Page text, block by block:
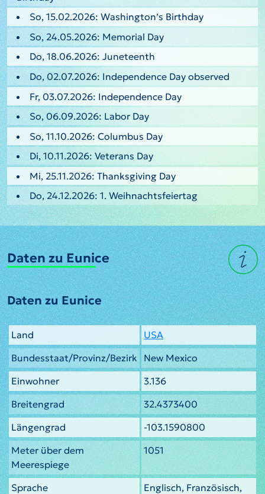
So, 15.02.2026: Washington’s Birthday
So, 24.05.2026: Memorial Day
Do, 18.06.2026: Juneteenth
Do, 02.07.2026: Independence Day observed
Fr, 03.07.2026: Independence Day
So, 06.09.2026: Labor Day
So, 11.10.2026: Columbus Day
Di, 10.11.2026: Veterans Day
Mi, 25.11.2026: Thanksgiving Day
Do, 24.12.2026: 1. Weihnachtsfeiertag
Daten zu Eunice
Daten zu Eunice
Land
USA
Bundesstaat/Provinz/Bezirk New Mexico
Einwohner
3.136
Breitengrad
32.4373400
Längengrad
-103.1590800
Meter über dem
Meerespiege
1051
Sprache
Englisch, Französisch,